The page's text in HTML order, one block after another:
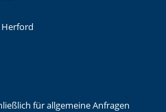
Herford
für allgemeine Anfragen